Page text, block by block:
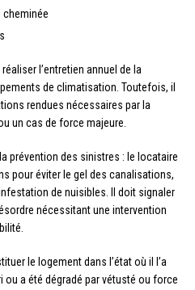
cheminée
l’entretien annuel de la
de climatisation. Toutefois, il
rendues nécessaires par la
un cas de force majeure.
la prévention des sinistres : le locataire
pour éviter le gel des canalisations,
de nuisibles. Il doit signaler
nécessitant une intervention
le logement dans l’état où il l’a
ou a été dégradé par vétusté ou force